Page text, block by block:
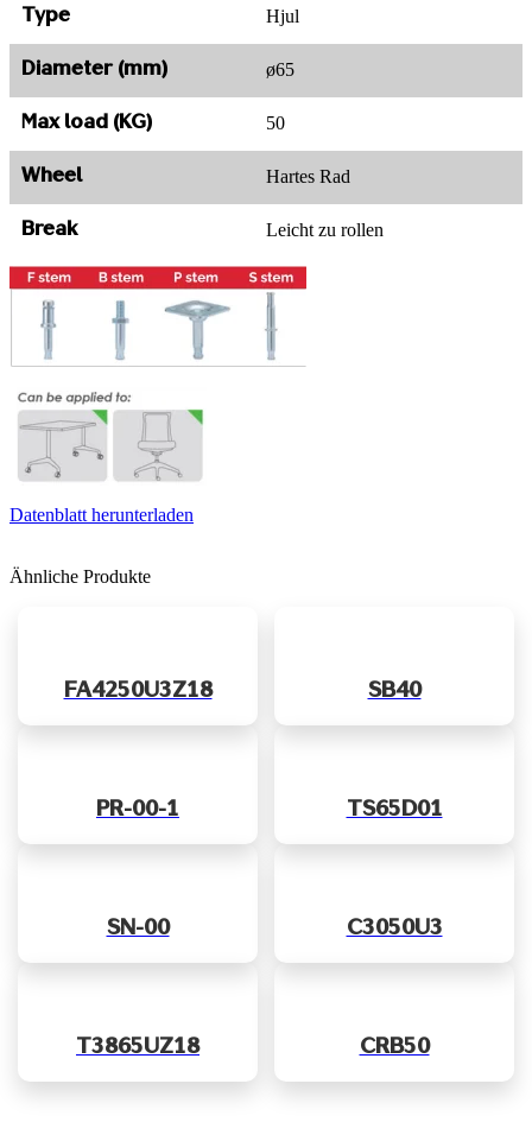
Type Hjul
Diameter (mm) ø65
Max load (KG) 50
Wheel Hartes Rad
Break Leicht zu rollen
Datenblatt herunterladen
Ähnliche Produkte
FA4250U3Z18 SB40
PR-00-1 TS65D01
SN-00 C3050U3
T3865UZ18 CRB50